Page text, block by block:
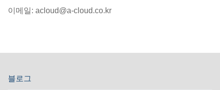
이메일: acloud@a-cloud.co.kr
블로그